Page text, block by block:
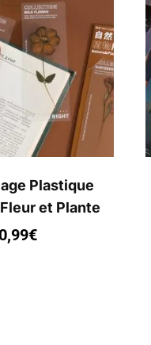
Plastique
et Plante
€